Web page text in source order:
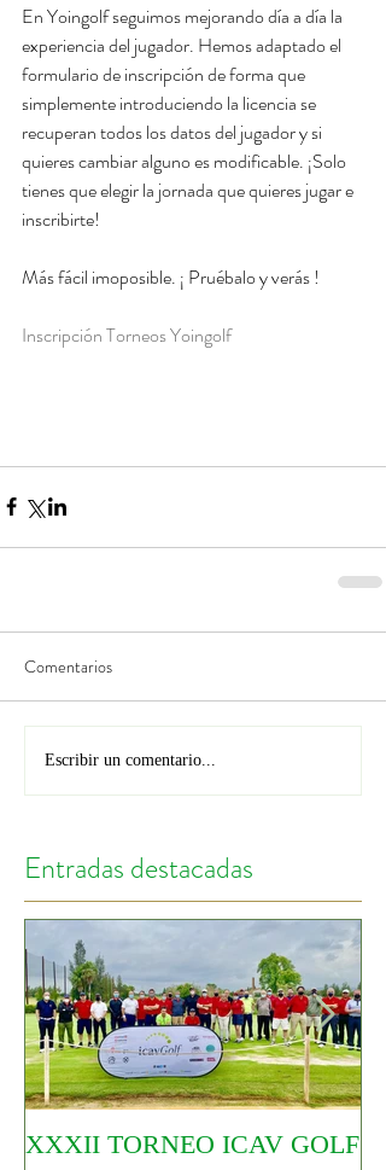
En Yoingolf seguimos mejorando día a día la
experiencia del jugador. Hemos adaptado el
formulario de inscripción de forma que
simplemente introduciendo la licencia se
recuperan todos los datos del jugador y si
quieres cambiar alguno es modificable. ¡Solo
tienes que elegir la jornada que quieres jugar e
inscribirte!
Más fácil imoposible. ¡ Pruébalo y verás !
Inscripción Torneos Yoingolf
Comentarios
Escribir un comentario...
Entradas destacadas
XXXII TORNEO ICAV GOLF